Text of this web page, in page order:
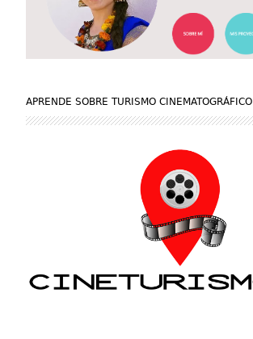
APRENDE SOBRE TURISMO CINEMATOGRÁFICO